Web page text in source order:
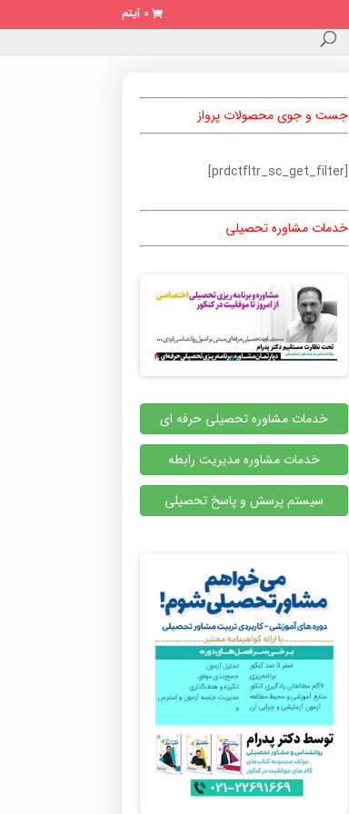
0 آیتم
جست و جوی محصولات پرواز
[prdctfltr_sc_get_filter]
خدمات مشاوره تحصیلی
خدمات مشاوره تحصیلی حرفه ای
خدمات مشاوره مدیریت رابطه
سیستم پرسش و پاسخ تحصیلی